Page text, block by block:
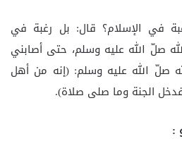
في الإسلام؟ قال: بل رغبة في
صلّ الله عليه وسلم، حتى أصابني
صلّ الله عليه وسلم: (إنه من أهل
الجنة وما صلى صلاة).
: